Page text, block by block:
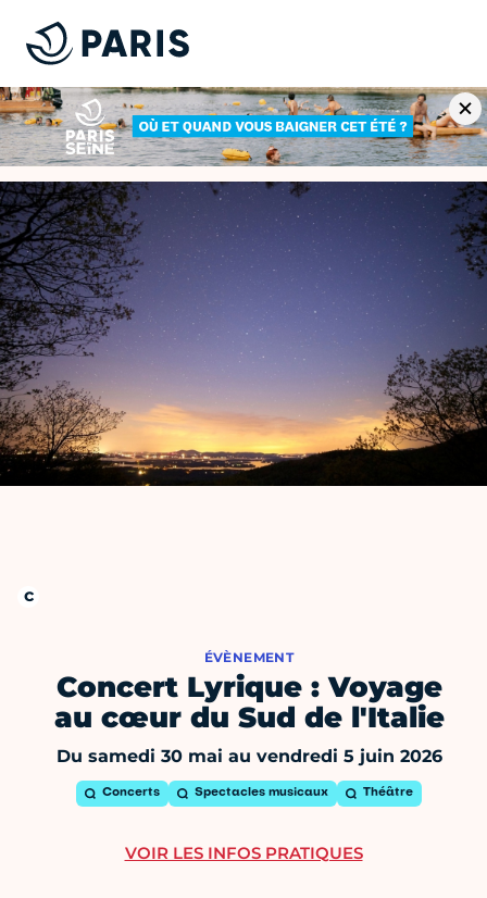
ÉVÈNEMENT
Concert Lyrique : Voyage
au cœur du Sud de l'Italie
Du samedi 30 mai au vendredi 5 juin 2026
Concerts Spectacles musicaux Théâtre
VOIR LES INFOS PRATIQUES